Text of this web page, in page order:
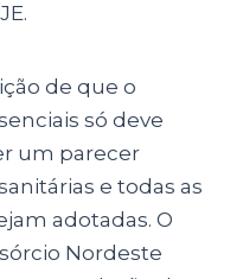
de que o
só deve
um parecer
e todas as
adotadas. O
Nordeste